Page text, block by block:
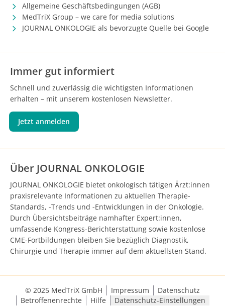
Allgemeine Geschäftsbedingungen (AGB)
MedTriX Group – we care for media solutions
JOURNAL ONKOLOGIE als bevorzugte Quelle bei Google
Immer gut informiert
Schnell und zuverlässig die wichtigsten Informationen
erhalten – mit unserem kostenlosen Newsletter.
Jetzt anmelden
Über JOURNAL ONKOLOGIE
JOURNAL ONKOLOGIE bietet onkologisch tätigen Ärzt:innen
praxisrelevante Informationen zu aktuellen Therapie-
Standards, -Trends und -Entwicklungen in der Onkologie.
Durch Übersichtsbeiträge namhafter Expert:innen,
umfassende Kongress-Berichterstattung sowie kostenlose
CME-Fortbildungen bleiben Sie bezüglich Diagnostik,
Chirurgie und Therapie immer auf dem aktuellsten Stand.
© 2025 MedTriX GmbH Impressum
Datenschutz
Betroffenenrechte
Hilfe Datenschutz-Einstellungen